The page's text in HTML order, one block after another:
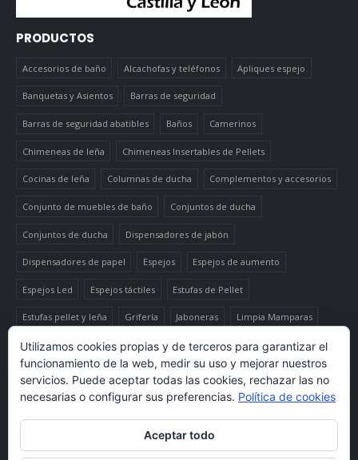
PRODUCTOS
Accesorios de baño Alcachofas y teléfonos Apliques espejo
Banquetas y Asientos Barras de seguridad
Barras de seguridad abatibles Baños Camerinos
Chimeneas de leña Chimeneas Insertables de Pellets
Cocinas de leña Columnas de ducha Complementos y accesorios
Conjunto de muebles de baño Conjuntos de ducha
Conjuntos de ducha Dispensadores de jabón
Dispensadores de papel Espejos Espejos de aumento
Espejos Led Espejos táctiles Estufas de Pellet
Estufas pellet y leña Grifería Jaboneras Limpia Mamparas
Luminaria Mueble auxiliar alto Muebles de baño Papeleras
Termo-productos de leña TermoChimeneas de Pellets
TermoEstufas de Pellets Toalleros eléctricos secatoallas
Utilizamos cookies propias y de terceros para garantizar el
funcionamiento de la web, medir su uso y mejorar nuestros
servicios. Puede aceptar todas las cookies, rechazar las no
necesarias o configurar sus preferencias. Política de cookies
Aceptar todo